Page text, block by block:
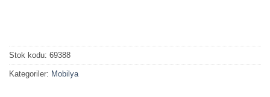
Stok kodu: 69388
Kategoriler: Mobilya